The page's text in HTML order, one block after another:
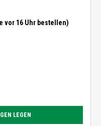
vor 16 Uhr bestellen)
LEGEN